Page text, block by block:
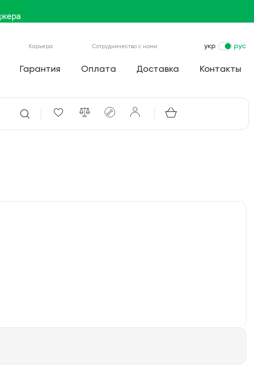
Карьера Сотрудничество с нами укр рус
Гарантия Оплата Доставка Контакты